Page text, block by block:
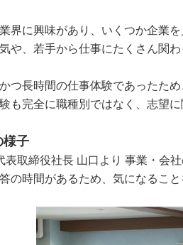
業界に興味があり、いくつか企業
や、若手から仕事にたくさん関
かつ長時間の仕事体験であったた
も完全に職種別ではなく、志望
様子
表取締役社長 山口より 事業・会
の時間があるため、気になるこ